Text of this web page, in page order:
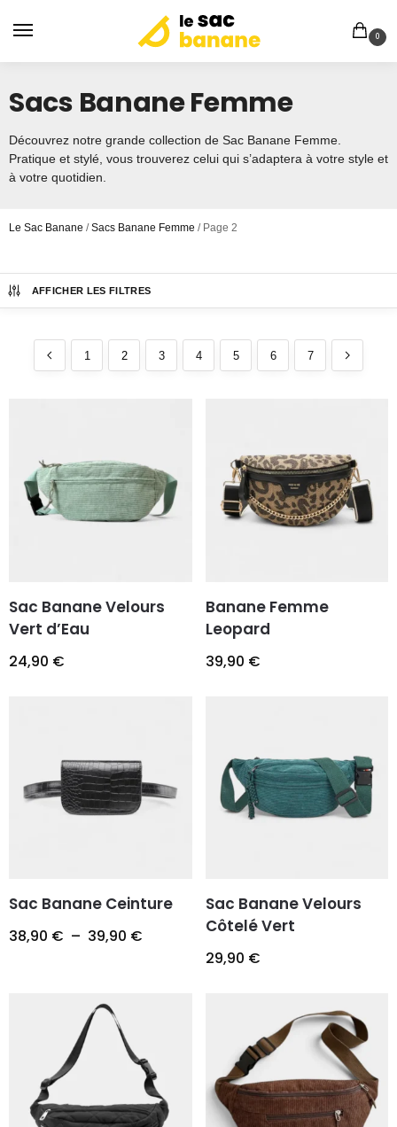
0
Sacs Banane Femme
Découvrez notre grande collection de Sac Banane Femme.
Pratique et stylé, vous trouverez celui qui s’adaptera à votre style et
à votre quotidien.
Le Sac Banane /Sacs Banane Femme / Page 2
AFFICHER LES FILTRES
1 2 3 4 5 6 7
Sac Banane Velours
Vert d’Eau
24,90 €
Banane Femme
Leopard
39,90 €
Sac Banane Ceinture
38,90 € – 39,90 €
Sac Banane Velours
Côtelé Vert
29,90 €